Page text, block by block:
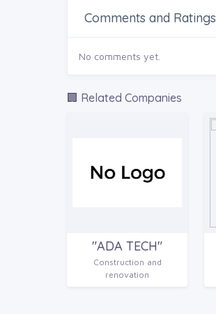
Comments and Ratings
No comments yet.
🏢 Related Companies
"ADA TECH"
Construction and
renovation